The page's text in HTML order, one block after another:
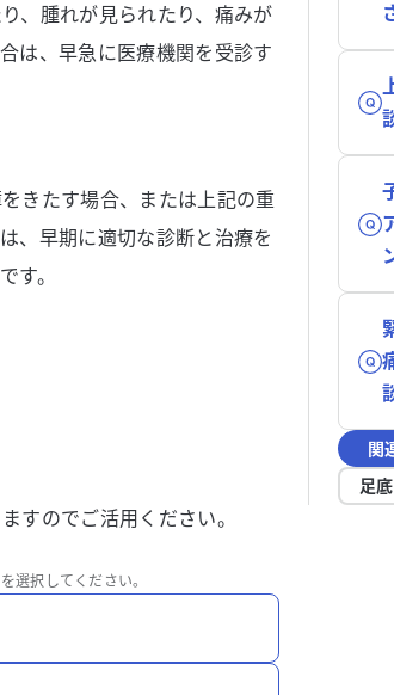
、腫れが見られたり、痛みが
は、早急に医療機関を受診す
きたす場合、または上記の重
、早期に適切な診断と治療を
す。
すのでご活用ください。
選択してください。
関
足